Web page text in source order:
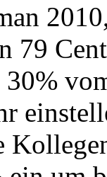
79